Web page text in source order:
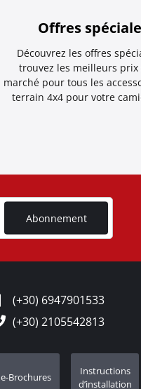
Offres
Découvrez les offres
trouvez les meilleurs prix
marché pour tous les
terrain 4x4 pour votre
Abonnement
(+30) 6947901533
(+30) 2105542813
e-Brochures
Instructions
d’installation